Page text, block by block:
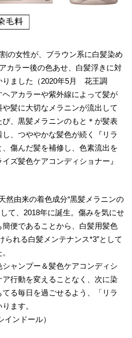
の女性が、ブラウン系に白髪染め
カラー後の色あせ、白髪浮きに対
りました（2020年5月 花王調
アカラーや紫外線によって髪が
髪に大切なメラニンが流出して
、黒髪メラニンのもと＊が髪表
、つややかな髪色が続く『リラ
傷んだ髪を補修し、色素流出を
ズ髪色ケアコンディショナー』
然由来の着色成分“黒髪メラニンの
て、2018年に誕生。傷みを気にせ
便であることから、白髪用髪色
られる白髪メンテナンス*3”として
ャンプー＆髪色ケアコンディシ
行動を変えることなく、次に染
る毎日を過ごせるよう、「リラ
ます。
インドール）